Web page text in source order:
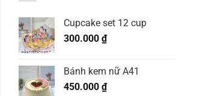
Cupcake set 12 cup
300.000 ₫
Bánh kem nữ A41
450.000 ₫